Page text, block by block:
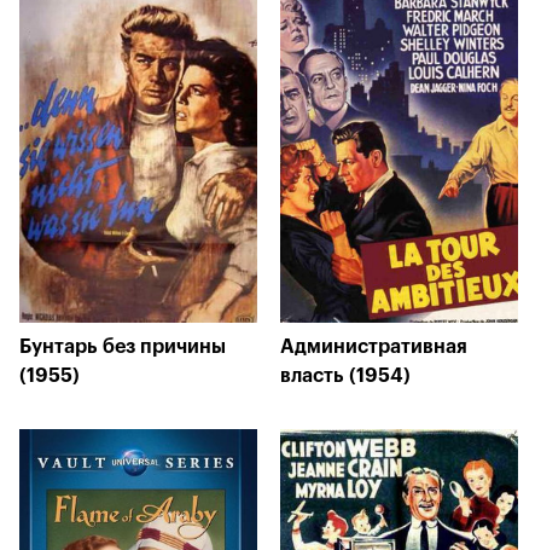
Бунтарь без причины
(1955)
Административная
власть (1954)